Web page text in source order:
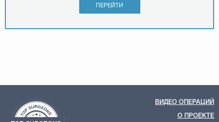
ПЕРЕЙТИ
ВИДЕО ОПЕРАЦИЙ
О ПРОЕКТЕ